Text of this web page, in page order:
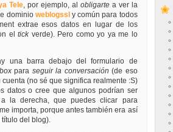
Tele, por ejemplo, al obligartea ver la
dominio weblogssl y común para todos
extrae esos datos en lugar de los
el tickverde). Pero como yo ya me lo
una barra debajo del formulario de
para seguir la conversación (de eso
(no sé que significa realmente :S)
datos o cree que algunos podrían ser
la derecha, que puedes clicar para
importa, porque antes también era así
del blog).